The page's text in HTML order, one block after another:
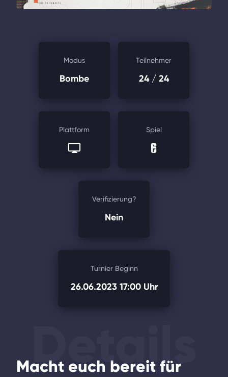
Modus
Bombe
Teilnehmer
24/ 24
Plattform Spiel
Verifizierung?
Nein
Turnier Beginn
26.06.2023 17:00 Uhr
Details
Macht euch bereit für